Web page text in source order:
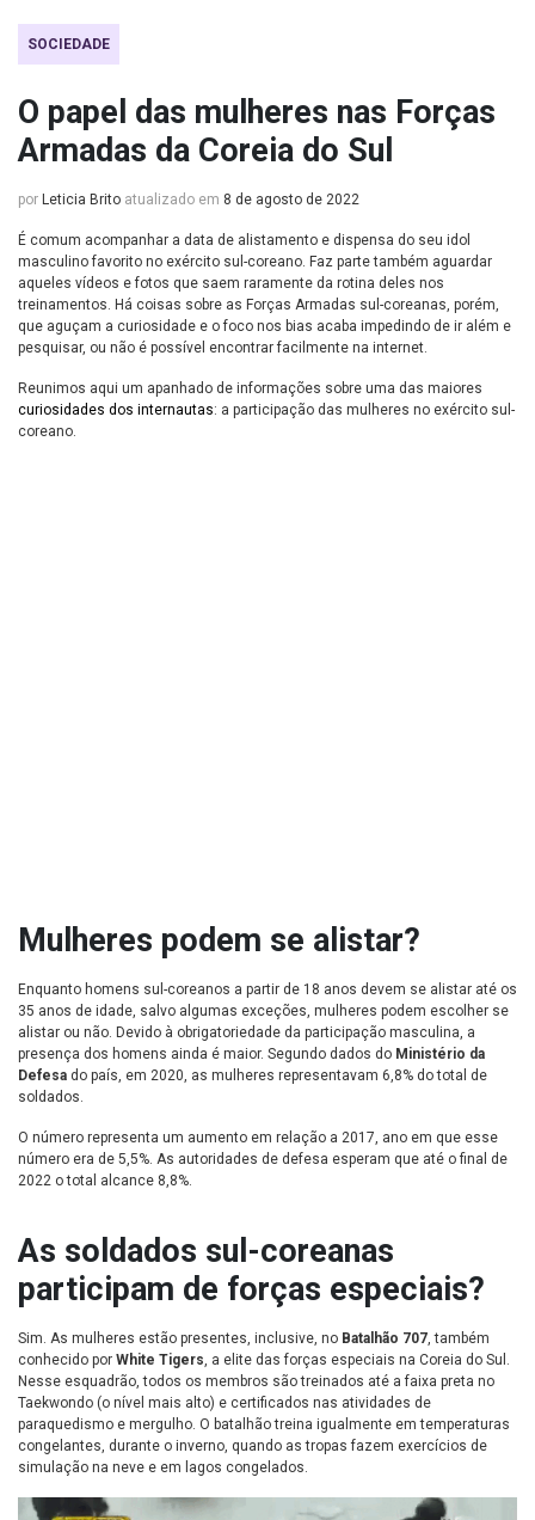
SOCIEDADE
O papel das mulheres nas Forças
Armadas da Coreia do Sul
por Leticia Brito atualizado em 8 de agosto de 2022
É comum acompanhar a data de alistamento e dispensa do seu idol
masculino favorito no exército sul-coreano. Faz parte também aguardar
aqueles vídeos e fotos que saem raramente da rotina deles nos
treinamentos. Há coisas sobre as Forças Armadas sul-coreanas, porém,
que aguçam a curiosidade e o foco nos bias acaba impedindo de ir além e
pesquisar, ou não é possível encontrar facilmente na internet.
Reunimos aqui um apanhado de informações sobre uma das maiores
curiosidades dos internautas: a participação das mulheres no exército sul-
coreano.
Mulheres podem se alistar?
Enquanto homens sul-coreanos a partir de 18 anos devem se alistar até os
35 anos de idade, salvo algumas exceções, mulheres podem escolher se
alistar ou não. Devido à obrigatoriedade da participação masculina, a
presença dos homens ainda é maior. Segundo dados do Ministério da
Defesa do país, em 2020, as mulheres representavam 6,8% do total de
soldados.
O número representa um aumento em relação a 2017, ano em que esse
número era de 5,5%. As autoridades de defesa esperam que até o final de
2022 o total alcance 8,8%.
As soldados sul-coreanas
participam de forças especiais?
Sim. As mulheres estão presentes, inclusive, no Batalhão 707 , também
conhecido por White Tigers , a elite das forças especiais na Coreia do Sul.
Nesse esquadrão, todos os membros são treinados até a faixa preta no
Taekwondo (o nível mais alto) e certificados nas atividades de
paraquedismo e mergulho. O batalhão treina igualmente em temperaturas
congelantes, durante o inverno, quando as tropas fazem exercícios de
simulação na neve e em lagos congelados.